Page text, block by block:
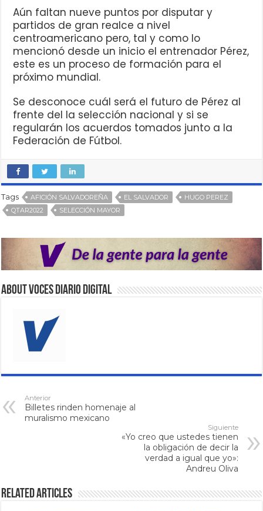
Aún faltan nueve puntos por disputar y
partidos de gran realce a nivel
centroamericano pero, tal y como lo
mencionó desde un inicio el entrenador Pérez,
este es un proceso de formación para el
próximo mundial.
Se desconoce cuál será el futuro de Pérez al
frente del la selección nacional y si se
regularán los acuerdos tomados junto a la
Federación de Fútbol.
Tags AFICIÓN SALVADOREÑA EL SALVADOR
HUGO PEREZ
QTAR2022
SELECCIÓN MAYOR
About VOCES Diario digital
Anterior
Billetes rinden homenaje al
muralismo mexicano
Siguiente
«Yo creo que ustedes tienen
la obligación de decir la
verdad a igual que yo»:
Andreu Oliva
Related Articles